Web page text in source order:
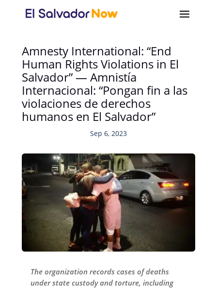
Amnesty International: “End
Human Rights Violations in El
Salvador” — Amnistía
Internacional: “Pongan fin a las
violaciones de derechos
humanos en El Salvador”
Sep 6, 2023
The organization records cases of deaths
under state custody and torture, including